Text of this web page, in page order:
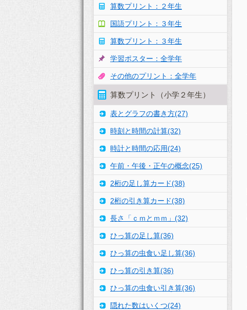
算数プリント：２年生
国語プリント：３年生
算数プリント：３年生
学習ポスター：全学年
その他のプリント：全学年
算数プリント（小学２年生）
表とグラフの書き方(27)
時刻と時間の計算(32)
時計と時間の応用(24)
午前・午後・正午の概念(25)
2桁の足し算カード(38)
2桁の引き算カード(38)
長さ「ｃｍとｍｍ」(32)
ひっ算の足し算(36)
ひっ算の虫食い足し算(36)
ひっ算の引き算(36)
ひっ算の虫食い引き算(36)
隠れた数はいくつ(24)